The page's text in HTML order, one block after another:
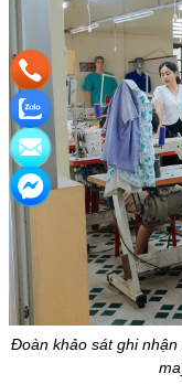
Đoàn khảo sát ghi